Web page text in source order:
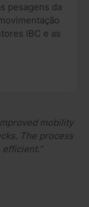
pesagens da
IBC e as
mobility
The process